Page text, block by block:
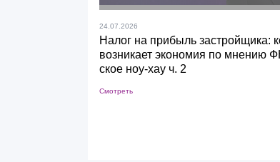
24.07.2026
Налог на прибыль застройщика:
возникает экономия по мнению
ское ноу-хау ч. 2
Смотреть